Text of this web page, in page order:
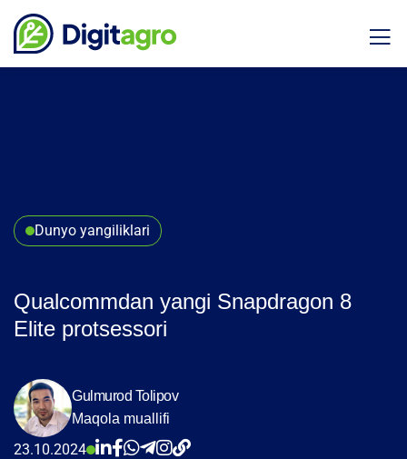
Dunyo yangiliklari
Qualcommdan yangi Snapdragon 8
Elite protsessori
Gulmurod Tolipov
Maqola muallifi
23.10.2024